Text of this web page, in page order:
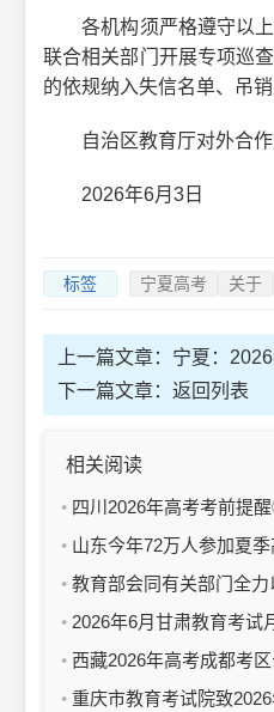
各机构须严格遵守以上
联合相关部门开展专项巡
的依规纳入失信名单、吊
自治区教育厅对外合作
2026年6月3日
标签 宁夏高考 关于
上一篇文章： 宁夏：
下一篇文章： 返回列表
相关阅读
四川2026年高考考前提
份安心
山东今年72万人参加夏
教育部会同有关部门全
2026年6月甘肃教育考试
西藏2026年高考成都考区
重庆市教育考试院致